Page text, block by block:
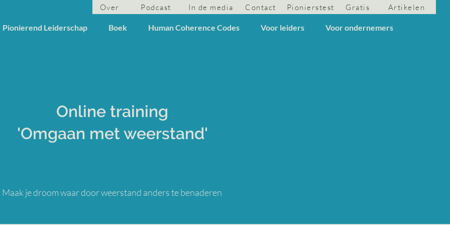
Over Podcast In de media Contact Pionierstest Gratis Artikelen
Pionierend Leiderschap Boek Human Coherence Codes Voor leiders Voor ondernemers
Online training
'Omgaan met weerstand'
Maak je droom waar door weerstand anders te benaderen